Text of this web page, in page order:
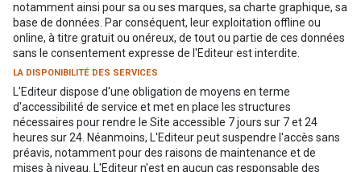
notamment ainsi pour sa ou ses marques, sa charte graphique, sa
base de données. Par conséquent, leur exploitation offline ou
online, à titre gratuit ou onéreux, de tout ou partie de ces données
sans le consentement expresse de l'Editeur est interdite.
LA DISPONIBILITÉ DES SERVICES
L'Editeur dispose d'une obligation de moyens en terme
d'accessibilité de service et met en place les structures
nécessaires pour rendre le Site accessible 7 jours sur 7 et 24
heures sur 24. Néanmoins, L'Editeur peut suspendre l'accès sans
préavis, notamment pour des raisons de maintenance et de
mises à niveau. L'Editeur n'est en aucun cas responsable des